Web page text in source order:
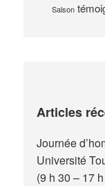
Salson
Articles
Journée
Université
(9 h 30 – 17